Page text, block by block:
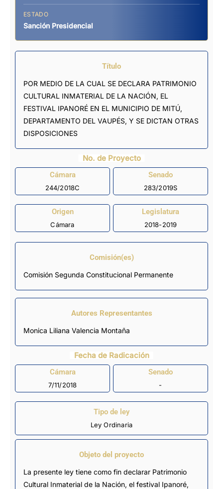
ESTADO
Sanción Presidencial
Título
POR MEDIO DE LA CUAL SE DECLARA PATRIMONIO
CULTURAL INMATERIAL DE LA NACIÓN, EL
FESTIVAL IPANORÉ EN EL MUNICIPIO DE MITÚ,
DEPARTAMENTO DEL VAUPÉS, Y SE DICTAN OTRAS
DISPOSICIONES
No. de Proyecto
Cámara
244/2018C
Senado
283/2019S
Origen
Cámara
Legislatura
2018-2019
Comisión(es)
Comisión Segunda Constitucional Permanente
Autores Representantes
Monica Liliana Valencia Montaña
Fecha de Radicación
Cámara
7/11/2018
Senado
-
Tipo de ley
Ley Ordinaria
Objeto del proyecto
La presente ley tiene como fin declarar Patrimonio
Cultural Inmaterial de la Nación, el festival Ipanoré,